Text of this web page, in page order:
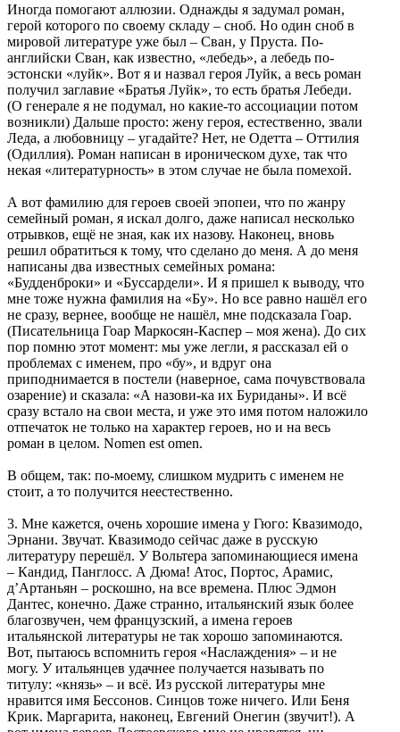
Иногда помогают аллюзии. Однажды я задумал роман,
герой которого по своему складу – сноб. Но один сноб в
мировой литературе уже был – Сван, у Пруста. По-
английски Сван, как известно, «лебедь», а лебедь по-
эстонски «луйк». Вот я и назвал героя Луйк, а весь роман
получил заглавие «Братья Луйк», то есть братья Лебеди.
(О генерале я не подумал, но какие-то ассоциации потом
возникли) Дальше просто: жену героя, естественно, звали
Леда, а любовницу – угадайте? Нет, не Одетта – Оттилия
(Одиллия). Роман написан в ироническом духе, так что
некая «литературность» в этом случае не была помехой.
А вот фамилию для героев своей эпопеи, что по жанру
семейный роман, я искал долго, даже написал несколько
отрывков, ещё не зная, как их назову. Наконец, вновь
решил обратиться к тому, что сделано до меня. А до меня
написаны два известных семейных романа:
«Будденброки» и «Буссардели». И я пришел к выводу, что
мне тоже нужна фамилия на «Бу». Но все равно нашёл его
не сразу, вернее, вообще не нашёл, мне подсказала Гоар.
(Писательница Гоар Маркосян-Каспер – моя жена). До сих
пор помню этот момент: мы уже легли, я рассказал ей о
проблемах с именем, про «бу», и вдруг она
приподнимается в постели (наверное, сама почувствовала
озарение) и сказала: «А назови-ка их Буриданы». И всё
сразу встало на свои места, и уже это имя потом наложило
отпечаток не только на характер героев, но и на весь
роман в целом. Nomen est omen.
В общем, так: по-моему, слишком мудрить с именем не
стоит, а то получится неестественно.
3. Мне кажется, очень хорошие имена у Гюго: Квазимодо,
Эрнани. Звучат. Квазимодо сейчас даже в русскую
литературу перешёл. У Вольтера запоминающиеся имена
– Кандид, Панглосс. А Дюма! Атос, Портос, Арамис,
д’Артаньян – роскошно, на все времена. Плюс Эдмон
Дантес, конечно. Даже странно, итальянский язык более
благозвучен, чем французский, а имена героев
итальянской литературы не так хорошо запоминаются.
Вот, пытаюсь вспомнить героя «Наслаждения» – и не
могу. У итальянцев удачнее получается называть по
титулу: «князь» – и всё. Из русской литературы мне
нравится имя Бессонов. Синцов тоже ничего. Или Беня
Крик. Маргарита, наконец, Евгений Онегин (звучит!). А